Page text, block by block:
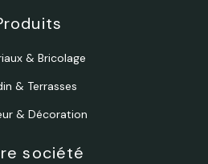
& Bricolage
& Terrasses
& Décoration
société